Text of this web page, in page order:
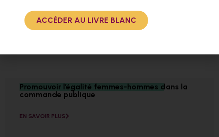
Promouvoir l’égalité femmes-hommes dans la
commande publique
EN SAVOIR PLUS
ACCÉDER AU LIVRE BLANC